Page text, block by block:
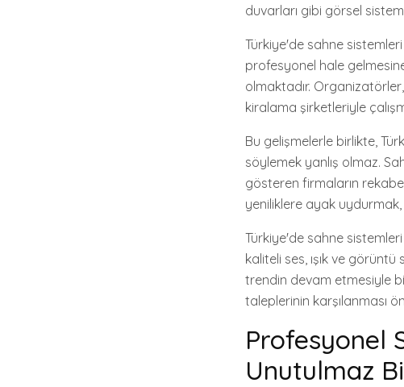
duvarları gibi görsel
Türkiye'de sahne
profesyonel hale
olmaktadır.
kiralama şirketleriyle
Bu gelişmelerle birlikte,
söylemek yanlış olmaz.
gösteren firmaların
yeniliklere ayak uydurmak,
Türkiye'de sahne
kaliteli ses, ışık ve
trendin devam etmesiyle
taleplerinin karşılanması
Profesyonel
Unutulmaz